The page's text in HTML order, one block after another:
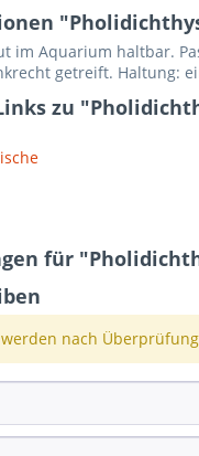
im Aquarium haltbar.
getreift. Haltung:
zu
für
nach